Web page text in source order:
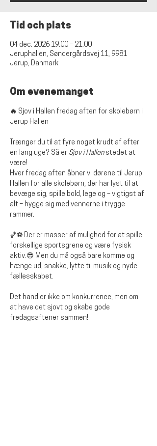
Tid och plats
04 dec. 2026 19:00 – 21:00
Jeruphallen, Søndergårdsvej 11, 9981
Jerup, Danmark
Om evenemanget
🔥 Sjov i Hallen fredag aften for skolebørn i
Jerup Hallen
Trænger du til at fyre noget krudt af efter
en lang uge? Så er Sjov i Hallen stedet at
være!
Hver fredag aften åbner vi dørene til Jerup
Hallen for alle skolebørn, der har lyst til at
bevæge sig, spille bold, lege og – vigtigst af
alt – hygge sig med vennerne i trygge
rammer.
🏀⚽ Der er masser af mulighed for at spille
forskellige sportsgrene og være fysisk
aktiv.😎 Men du må også bare komme og
hænge ud, snakke, lytte til musik og nyde
fællesskabet.
Det handler ikke om konkurrence, men om
at have det sjovt og skabe gode
fredagsaftener sammen!